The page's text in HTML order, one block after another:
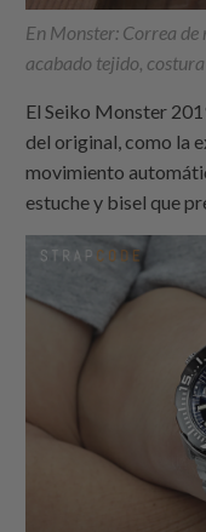
En Monster: Correa
acabado tejido,
El Seiko Monster
del original, como la
movimiento
estuche y bisel que